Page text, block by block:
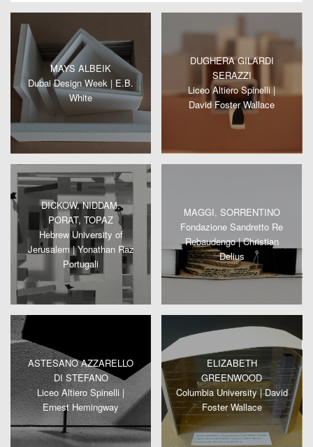
MAYS ALBEIK
Dubai Design Week | E.B.
White
DUGHERA GILARDI
SERAZZI
Liceo Altiero Spinelli |
David Foster Wallace
DICKOW, NIDDAM,
PORAT, TOPAZ
Hebrew University of
Jerusalem | Yonathan Raz
Portugali
MAGGI, SORRENTINO
Fondazione Sandretto Re
Rebaudengo | Christian
Delius
ASTESANO AZZARELLO
DI STEFANO
Liceo Altiero Spinelli |
Ernest Hemingway
ELIZABETH
GREENWOOD
Columbia University | David
Foster Wallace